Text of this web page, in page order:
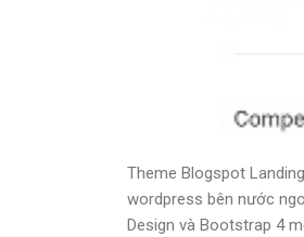
Theme Blogspot
wordpress bên nước
Design và Bootstrap 4